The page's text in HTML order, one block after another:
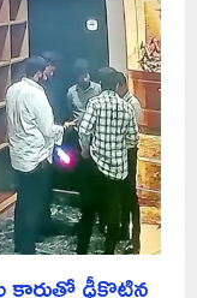
ఢీకొట్టిన